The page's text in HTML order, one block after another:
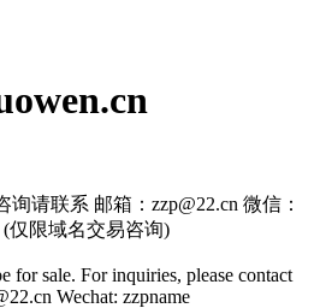
请联系 邮箱：zzp@22.cn 微信：
(仅限域名交易咨询)
for sale. For inquiries, please contact
Wechat: zzpname